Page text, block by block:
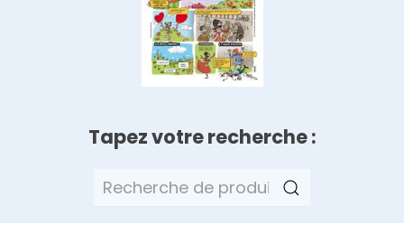
Tapez votre recherche :
Recherche